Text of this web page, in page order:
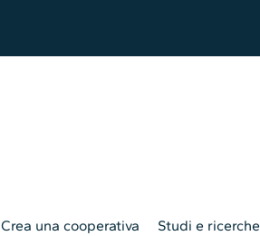
Crea una cooperativa Studi e ricerche